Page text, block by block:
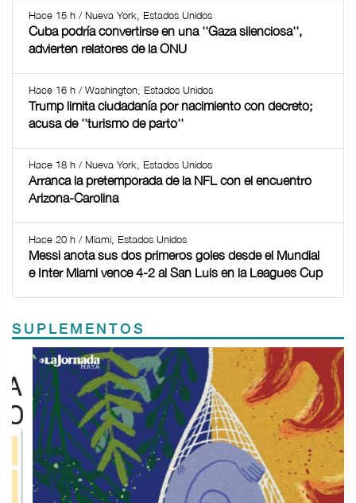
Hace 15 h / Nueva York, Estados Unidos
Cuba podría convertirse en una ''Gaza silenciosa'',
advierten relatores de la ONU
Hace 16 h / Washington, Estados Unidos
Trump limita ciudadanía por nacimiento con decreto;
acusa de ''turismo de parto''
Hace 18 h / Nueva York, Estados Unidos
Arranca la pretemporada de la NFL con el encuentro
Arizona-Carolina
Hace 20 h / Miami, Estados Unidos
Messi anota sus dos primeros goles desde el Mundial
e Inter Miami vence 4-2 al San Luis en la Leagues Cup
SUPLEMENTOS